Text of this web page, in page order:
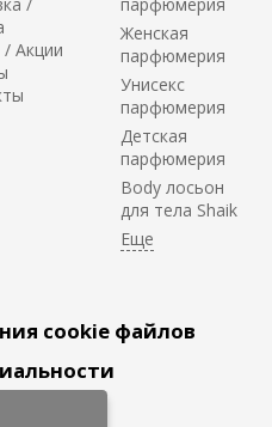
/ Акции
Женская
парфюмерия
Унисекс
парфюмерия
Детская
парфюмерия
Body лосьон
для тела Shaik
cookie файлов